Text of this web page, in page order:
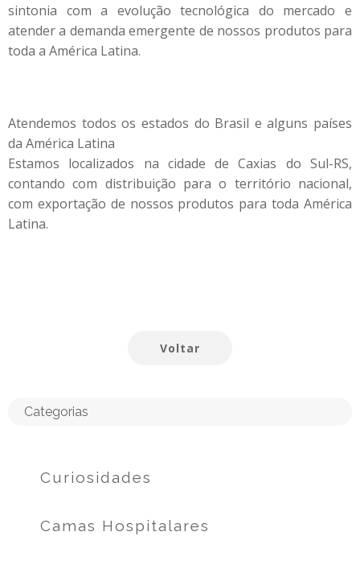
sintonia com a evolução tecnológica do mercado e
atender a demanda emergente de nossos produtos para
toda a América Latina.
Atendemos todos os estados do Brasil e alguns países
da América Latina
Estamos localizados na cidade de Caxias do Sul-RS,
contando com distribuição para o território nacional,
com exportação de nossos produtos para toda América
Latina.
Voltar
Categorias
Curiosidades
Camas Hospitalares